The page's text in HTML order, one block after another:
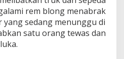
rem blong menabrak
sedang menunggu di
satu orang tewas dan